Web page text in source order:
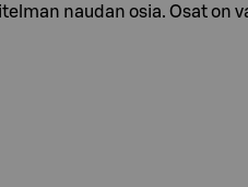
naudan osia. Osat on